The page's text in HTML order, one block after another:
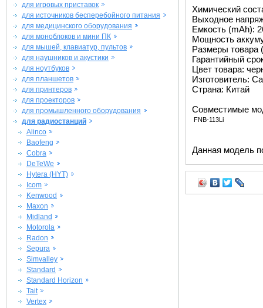
для игровых приставок
для источников бесперебойного питания
для медицинского оборудования
для моноблоков и мини ПК
для мышей, клавиатур, пультов
для наушников и акустики
для ноутбуков
для планшетов
для принтеров
для проекторов
для промышленного оборудования
для радиостанций
Alinco
Baofeng
Cobra
DeTeWe
Hytera (HYT)
Icom
Kenwood
Maxon
Midland
Motorola
Radon
Sepura
Simvalley
Standard
Standard Horizon
Tait
Vertex
Химический
Выходное
Емкость (mAh):
Мощность
Размеры товара
Гарантийный
Цвет товара:
Изготовитель:
Страна: Китай
Совместимые
FNB-113Li
Данная модель